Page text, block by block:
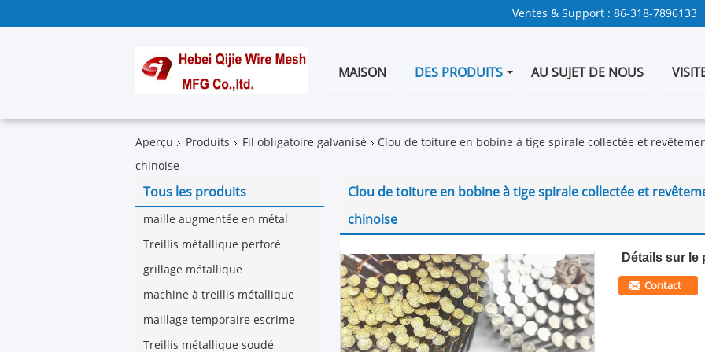
Ventes & Support : 86-318-7896133
MAISON DES PRODUITS AU SUJET DE NOUS
Aperçu Produits Fil obligatoire galvanisé
Clou de toiture en bobine à tige spirale collectée et
chinoise
Tous les produits
maille augmentée en métal
Treillis métallique perforé
grillage métallique
machine à treillis métallique
maillage temporaire escrime
Treillis métallique soudé
Clou de toiture en bobine à tige spirale collectée et
chinoise
Détails sur le
Contact